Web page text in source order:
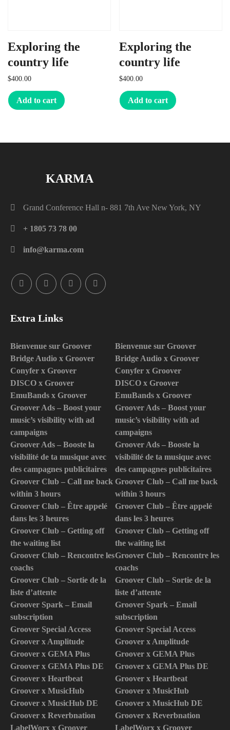
Exploring the
country life
$400.00
Add to cart
Exploring the
country life
$400.00
Add to cart
KARMA
Grand Conference Hall n- 881 7th Ave New York, NY
+ 1805 73 78 00
info@karma.com
Extra Links
Bienvenue sur Groover
Bridge Audio x Groover
Conyfer x Groover
DISCO x Groover
EmuBands x Groover
Groover Ads – Boost your
music’s visibility with ad
campaigns
Groover Ads – Booste la
visibilité de ta musique avec
des campagnes publicitaires
Groover Club – Call me back
within 3 hours
Groover Club – Être appelé
dans les 3 heures
Groover Club – Getting off
the waiting list
Groover Club – Rencontre les
coachs
Groover Club – Sortie de la
liste d’attente
Groover Spark – Email
subscription
Groover Special Access
Groover x Amplitude
Groover x GEMA Plus
Groover x GEMA Plus DE
Groover x Heartbeat
Groover x MusicHub
Groover x MusicHub DE
Groover x Reverbnation
LabelWorx x Groover
Bienvenue sur Groover
Bridge Audio x Groover
Conyfer x Groover
DISCO x Groover
EmuBands x Groover
Groover Ads – Boost your
music’s visibility with ad
campaigns
Groover Ads – Booste la
visibilité de ta musique avec
des campagnes publicitaires
Groover Club – Call me back
within 3 hours
Groover Club – Être appelé
dans les 3 heures
Groover Club – Getting off
the waiting list
Groover Club – Rencontre les
coachs
Groover Club – Sortie de la
liste d’attente
Groover Spark – Email
subscription
Groover Special Access
Groover x Amplitude
Groover x GEMA Plus
Groover x GEMA Plus DE
Groover x Heartbeat
Groover x MusicHub
Groover x MusicHub DE
Groover x Reverbnation
LabelWorx x Groover